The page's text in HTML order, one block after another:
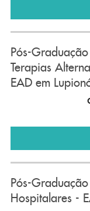
Pós-
Terapias
EAD em
Pós-
Hospitalares -